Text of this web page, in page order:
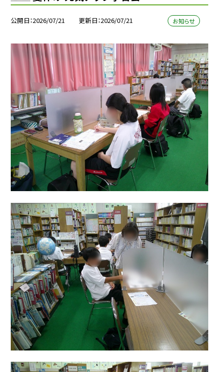
公開日 2026/07/21 更新日 2026/07/21 お知らせ